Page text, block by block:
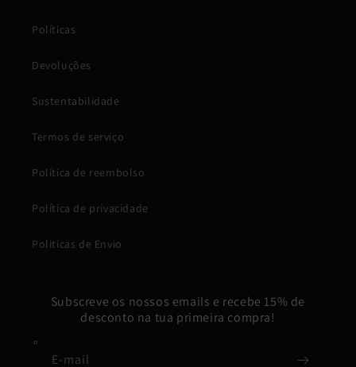
Políticas
Devoluções
Sustentabilidade
Termos de serviço
Política de reembolso
Política de privacidade
Politicas de Envio
Subscreve os nossos emails e recebe 15% de
desconto na tua primeira compra!
E-mail